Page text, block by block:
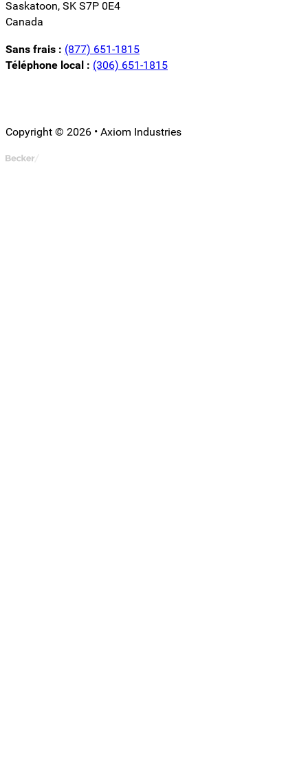
Saskatoon, SK S7P 0E4
Canada
Sans frais : (877) 651-1815
Téléphone local : (306) 651-1815
Copyright © 2026 • Axiom Industries